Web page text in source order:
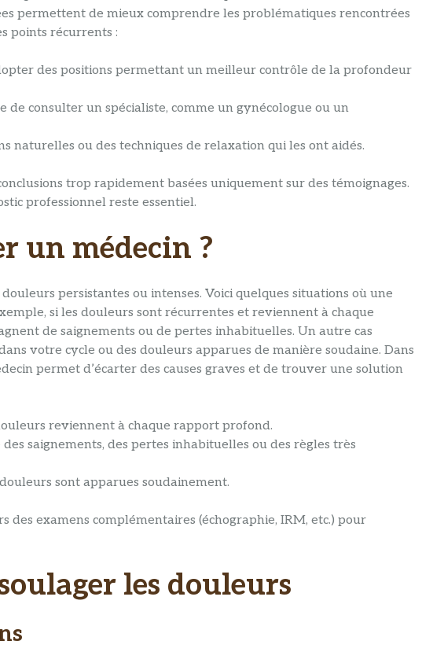
permettent de mieux comprendre les problématiques rencontrées
points récurrents :
des positions permettant un meilleur contrôle de la profondeur
de consulter un spécialiste, comme un gynécologue ou un
naturelles ou des techniques de relaxation qui les ont aidés.
trop rapidement basées uniquement sur des témoignages.
professionnel reste essentiel.
un médecin ?
persistantes ou intenses. Voici quelques situations où une
si les douleurs sont récurrentes et reviennent à chaque
de saignements ou de pertes inhabituelles. Un autre cas
votre cycle ou des douleurs apparues de manière soudaine. Dans
permet d’écarter des causes graves et de trouver une solution
reviennent à chaque rapport profond.
des saignements, des pertes inhabituelles ou des règles très
douleurs sont apparues soudainement.
examens complémentaires (échographie, IRM, etc.) pour
les douleurs